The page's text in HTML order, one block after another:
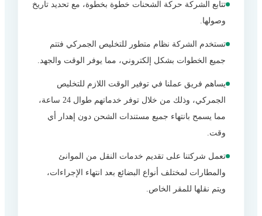
تتابع الشركة حركة الشحنات خطوة بخطوة، مع تحديد تاريخ
وصولها.
تستخدم الشركة نظام متطور للتخليص الجمركي فتتم
جميع الخطوات بشكل إلكتروني، مما يوفر الوقت والجهد.
يساهم فريق عملنا في توفير الوقت اللازم للتخليص
الجمركي، وذلك من خلال توفر خدماتهم طوال 24 ساعة،
مما يسمح بانتهاء جميع مستندات الشحن دون إهدار أي
وقت.
تعمل شركتنا على تقديم خدمات النقل من الموانئ
والمطارات لمختلف أنواع البضائع بعد انتهاء الإجراءات،
ويتم نقلها للمقر الخاص.